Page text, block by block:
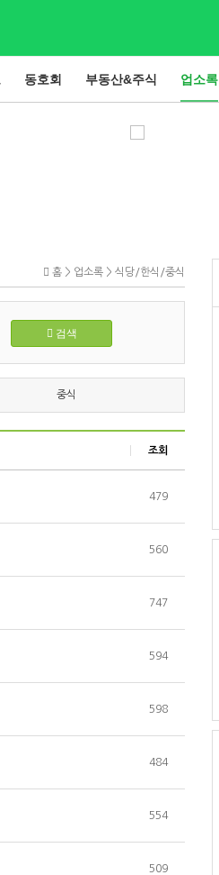
동호회 부동산&주식 업소록
홈 > 업소록 > 식당/한식/중식
검색
중식
조회
479
560
747
594
598
484
554
509